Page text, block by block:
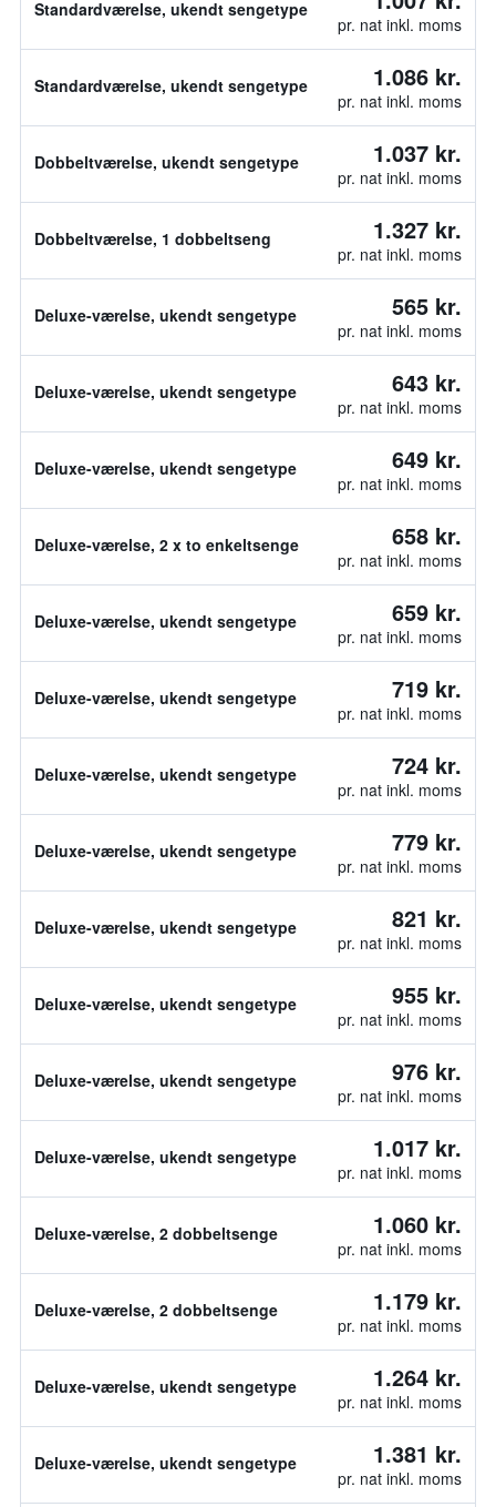
Standardværelse, ukendt sengetype
pr. nat inkl. moms
Standardværelse, ukendt sengetype 1.086 kr.
pr. nat inkl. moms
Dobbeltværelse, ukendt sengetype 1.037 kr.
pr. nat inkl. moms
Dobbeltværelse, 1 dobbeltseng 1.327 kr.
pr. nat inkl. moms
Deluxe-værelse, ukendt sengetype 565 kr.
pr. nat inkl. moms
Deluxe-værelse, ukendt sengetype 643 kr.
pr. nat inkl. moms
Deluxe-værelse, ukendt sengetype 649 kr.
pr. nat inkl. moms
Deluxe-værelse, 2 x to enkeltsenge 658 kr.
pr. nat inkl. moms
Deluxe-værelse, ukendt sengetype 659 kr.
pr. nat inkl. moms
Deluxe-værelse, ukendt sengetype 719 kr.
pr. nat inkl. moms
Deluxe-værelse, ukendt sengetype 724 kr.
pr. nat inkl. moms
Deluxe-værelse, ukendt sengetype 779 kr.
pr. nat inkl. moms
Deluxe-værelse, ukendt sengetype 821 kr.
pr. nat inkl. moms
Deluxe-værelse, ukendt sengetype 955 kr.
pr. nat inkl. moms
Deluxe-værelse, ukendt sengetype 976 kr.
pr. nat inkl. moms
Deluxe-værelse, ukendt sengetype 1.017 kr.
pr. nat inkl. moms
Deluxe-værelse, 2 dobbeltsenge 1.060 kr.
pr. nat inkl. moms
Deluxe-værelse, 2 dobbeltsenge 1.179 kr.
pr. nat inkl. moms
Deluxe-værelse, ukendt sengetype 1.264 kr.
pr. nat inkl. moms
Deluxe-værelse, ukendt sengetype 1.381 kr.
pr. nat inkl. moms